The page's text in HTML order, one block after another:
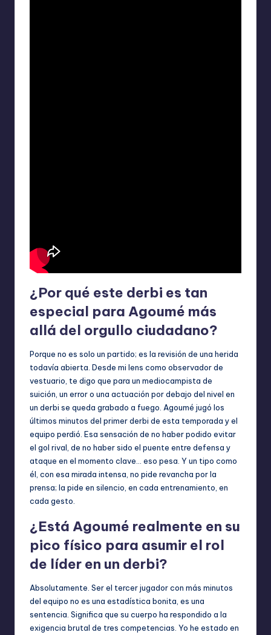
¿Por qué este derbi es tan
especial para Agoumé más
allá del orgullo ciudadano?
Porque no es solo un partido; es la revisión de una herida
todavía abierta. Desde mi lens como observador de
vestuario, te digo que para un mediocampista de
suición, un error o una actuación por debajo del nivel en
un derbi se queda grabado a fuego. Agoumé jugó los
últimos minutos del primer derbi de esta temporada y el
equipo perdió. Esa sensación de no haber podido evitar
el gol rival, de no haber sido el puente entre defensa y
ataque en el momento clave… eso pesa. Y un tipo como
él, con esa mirada intensa, no pide revancha por la
prensa; la pide en silencio, en cada entrenamiento, en
cada gesto.
¿Está Agoumé realmente en su
pico físico para asumir el rol
de líder en un derbi?
Absolutamente. Ser el tercer jugador con más minutos
del equipo no es una estadística bonita, es una
sentencia. Significa que su cuerpo ha respondido a la
exigencia brutal de tres competencias. Yo he estado en